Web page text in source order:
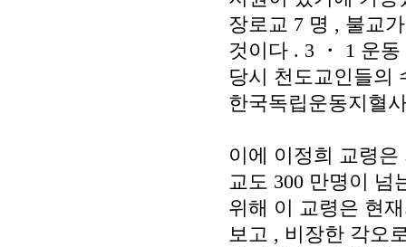
장로교 7 명 , 불교
것이다 . 3 ・ 1 운
당시 천도교인들의
한국독립운동지혈
이에 이정희 교령
교도 300 만명이 넘
위해 이 교령은 현
보고 , 비장한 각오